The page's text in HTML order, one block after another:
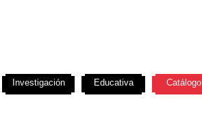
Investigación Educativa Catálogo